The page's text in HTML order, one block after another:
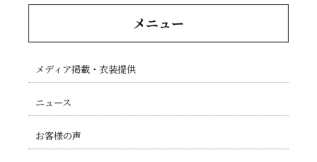
メニュー
メディア掲載・衣装提供
ニュース
お客様の声